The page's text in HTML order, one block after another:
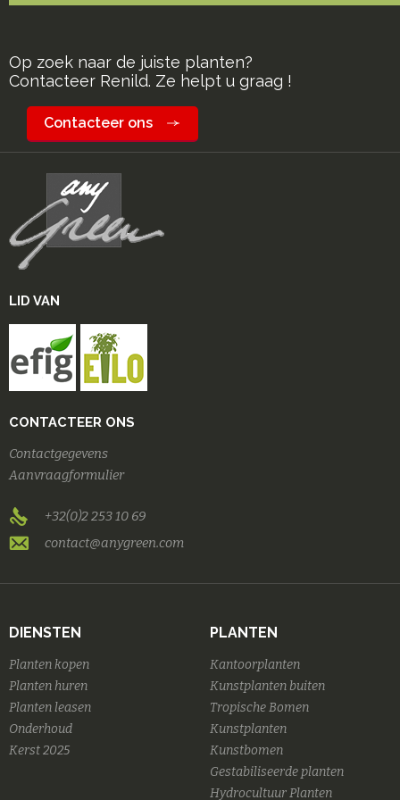
Op zoek naar de juiste planten?
Contacteer Renild. Ze helpt u graag !
Contacteer ons
LID VAN
CONTACTEER ONS
Contactgegevens
Aanvraagformulier
+32(0)2 253 10 69
contact@anygreen.com
DIENSTEN
Planten kopen
Planten huren
Planten leasen
Onderhoud
Kerst 2025
PLANTEN
Kantoorplanten
Kunstplanten buiten
Tropische Bomen
Kunstplanten
Kunstbomen
Gestabiliseerde planten
Hydrocultuur Planten